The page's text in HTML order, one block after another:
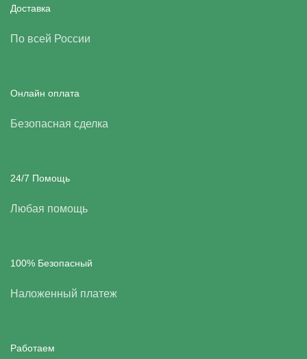
Доставка
По всей России
Онлайн оплата
Безопасная сделка
24/7 Помощь
Любая помощь
100% Безопасный
Наложенный платеж
Работаем